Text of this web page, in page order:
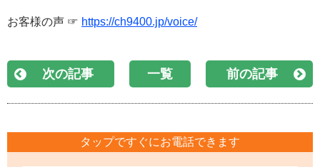
お客様の声 ☞ https://ch9400.jp/voice/
次の記事 一覧 前の記事
タップですぐにお電話できます